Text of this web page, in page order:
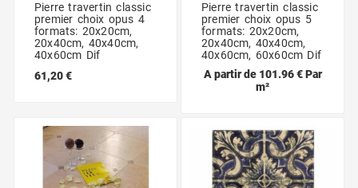
Pierre travertin classic
premier choix opus 4
formats: 20x20cm,
20x40cm, 40x40cm,
40x60cm Dif
61,20 €
Pierre travertin classic
premier choix opus 5
formats: 20x20cm,
20x40cm, 40x40cm,
40x60cm, 60x60cm Dif
A partir de 101.96 € Par
m²